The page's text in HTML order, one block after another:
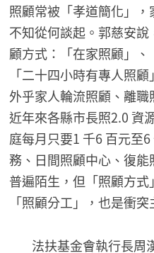
照顧常被「孝道簡化」
不知從何談起。郭慈安
顧方式：「在家照顧」
「二十四小時有專人照
外乎家人輪流照顧、離
近年來各縣市長照2.0 資
庭每月只要1 千6 百元至
務、日間照顧中心、復
普遍陌生，但「照顧方
「照顧分工」，也是衝突
法扶基金會執行長周